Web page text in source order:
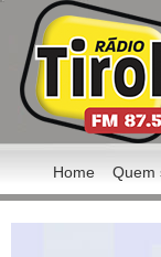
Home Quem